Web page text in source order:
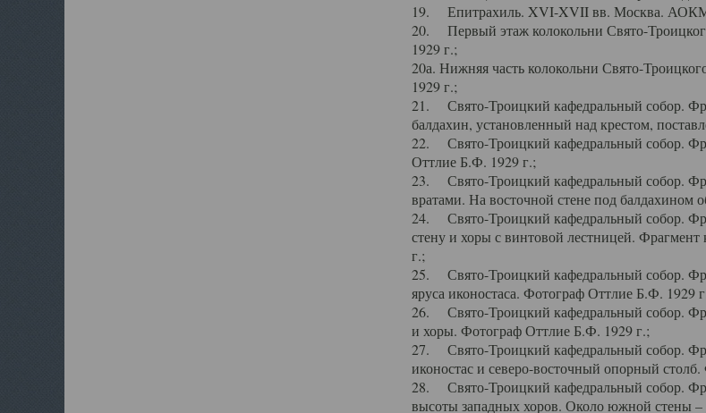
19. Епитрахиль. XVI-XVII вв. Москва.
20. Первый этаж колокольни Свято-
1929 г.;
20а. Нижняя часть колокольни Свято-
1929 г.;
21. Свято-Троицкий кафедральный собор.
балдахин, установленный над крестом,
22. Свято-Троицкий кафедральный собор.
Оттлие Б.Ф. 1929 г.;
23. Свято-Троицкий кафедральный собор.
вратами. На восточной стене под
24. Свято-Троицкий кафедральный собор.
стену и хоры с винтовой лестницей.
г.;
25. Свято-Троицкий кафедральный собор.
яруса иконостаса. Фотограф Оттлие Б.Ф. 1929
26. Свято-Троицкий кафедральный собор.
и хоры. Фотограф Оттлие Б.Ф. 1929 г.;
27. Свято-Троицкий кафедральный собор.
иконостас и северо-восточный опорный
28. Свято-Троицкий кафедральный собор.
высоты западных хоров. Около южной стены –